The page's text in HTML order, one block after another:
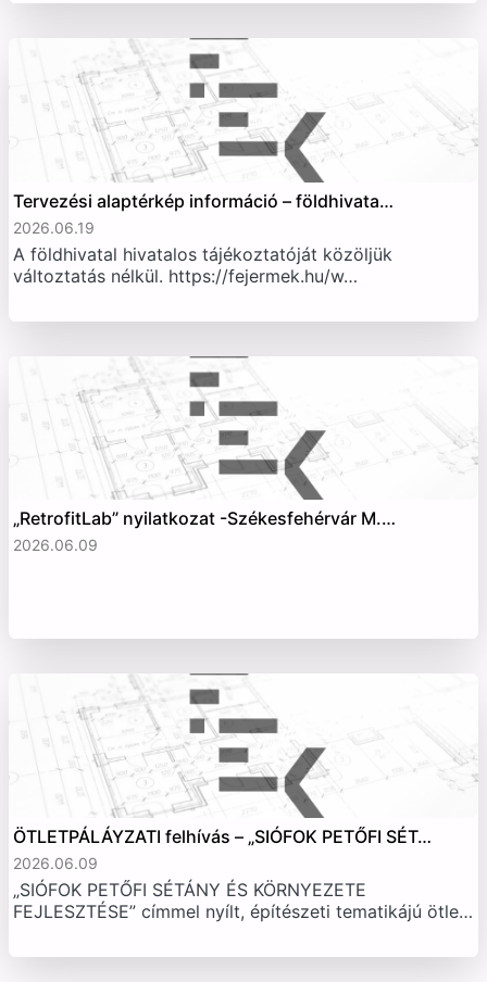
Tervezési alaptérkép információ – földhivata…
2026.06.19
A földhivatal hivatalos tájékoztatóját közöljük
változtatás nélkül. https://fejermek.hu/w…
„RetrofitLab” nyilatkozat -Székesfehérvár M.…
2026.06.09
ÖTLETPÁLÁYZATI felhívás – „SIÓFOK PETŐFI SÉT…
2026.06.09
„SIÓFOK PETŐFI SÉTÁNY ÉS KÖRNYEZETE
FEJLESZTÉSE” címmel nyílt, építészeti tematikájú ötle…